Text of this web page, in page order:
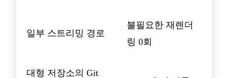
일부 스트리밍 경로
불필요한 재렌더
링 0회
대형 저장소의 Git